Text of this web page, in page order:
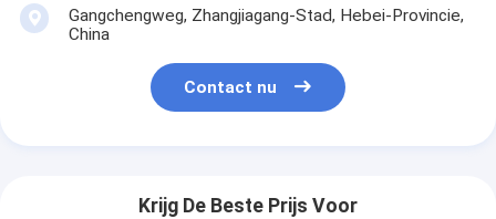
Gangchengweg, Zhangjiagang-Stad, Hebei-Provincie,
China
Contact nu
Krijg De Beste Prijs Voor